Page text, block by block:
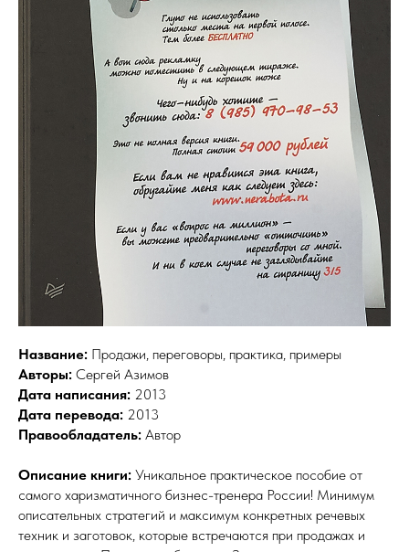
Название: Продажи, переговоры, практика, примеры
Авторы: Сергей Азимов
Дата написания: 2013
Дата перевода: 2013
Правообладатель: Автор
Описание книги: Уникальное практическое пособие от
самого харизматичного бизнес-тренера России! Минимум
описательных стратегий и максимум конкретных речевых
техник и заготовок, которые встречаются при продажах и